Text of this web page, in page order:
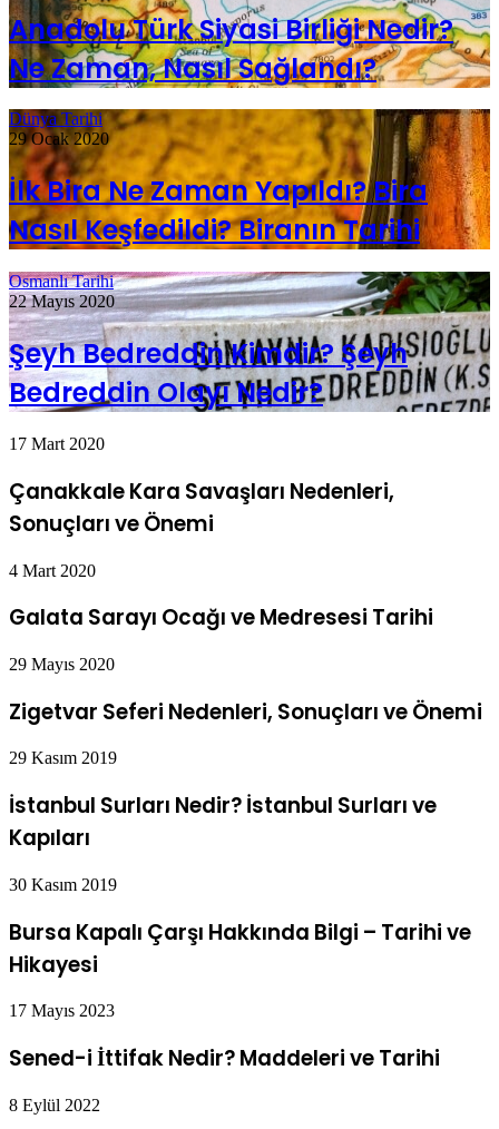
Anadolu Türk Siyasi Birliği Nedir?
Ne Zaman, Nasıl Sağlandı?
Dünya Tarihi
29 Ocak 2020
İlk Bira Ne Zaman Yapıldı? Bira
Nasıl Keşfedildi? Biranın Tarihi
Osmanlı Tarihi
22 Mayıs 2020
Şeyh Bedreddin Kimdir? Şeyh
Bedreddin Olayı Nedir?
17 Mart 2020
Çanakkale Kara Savaşları Nedenleri,
Sonuçları ve Önemi
4 Mart 2020
Galata Sarayı Ocağı ve Medresesi Tarihi
29 Mayıs 2020
Zigetvar Seferi Nedenleri, Sonuçları ve Önemi
29 Kasım 2019
İstanbul Surları Nedir? İstanbul Surları ve
Kapıları
30 Kasım 2019
Bursa Kapalı Çarşı Hakkında Bilgi – Tarihi ve
Hikayesi
17 Mayıs 2023
Sened-i İttifak Nedir? Maddeleri ve Tarihi
8 Eylül 2022